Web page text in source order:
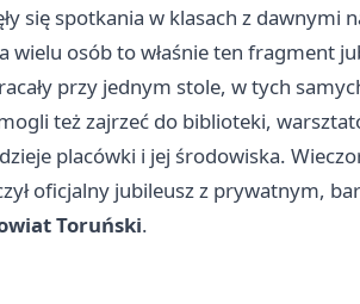
się spotkania w klasach z
wielu osób to właśnie ten fragment
przy jednym stole, w tych
też zajrzeć do biblioteki,
placówki i jej środowiska.
oficjalny jubileusz z prywatnym,
Toruński.